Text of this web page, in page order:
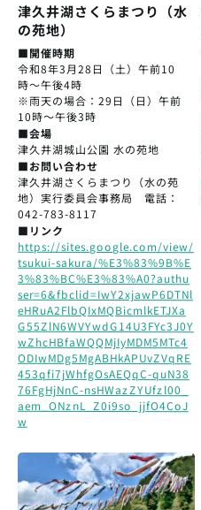
津久井湖さくらまつり（水
の苑地）
■開催時期
令和8年3月28日（土）午前10
時〜午後4時
※雨天の場合：29日（日）午前
10時～午後3時
■会場
津久井湖城山公園 水の苑地
■お問い合わせ
津久井湖さくらまつり（水の苑
地）実行委員会事務局 電話：
042-783-8117
■リンク
https://sites.google.com/view/
tsukui-sakura/%E3%83%9B%E
3%83%BC%E3%83%A0?authu
ser=6&fbclid=IwY2xjawP6DTNl
eHRuA2FlbQIxMQBicmlkETJXa
G55ZlN6WVYwdG14U3FYc3J0Y
wZhcHBfaWQQMjIyMDM5MTc4
ODIwMDg5MgABHkAPUvZVqRE
453qfi7jWhfgOsAEQqC-quN38
76FgHjNnC-nsHWazZYUfzl00_
aem_ONznL_Z0i9so_jjfO4CoJ
w